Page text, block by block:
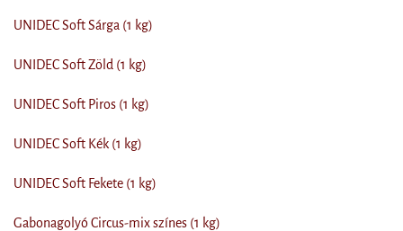
UNIDEC Soft Sárga (1 kg)
UNIDEC Soft Zöld (1 kg)
UNIDEC Soft Piros (1 kg)
UNIDEC Soft Kék (1 kg)
UNIDEC Soft Fekete (1 kg)
Gabonagolyó Circus-mix színes (1 kg)